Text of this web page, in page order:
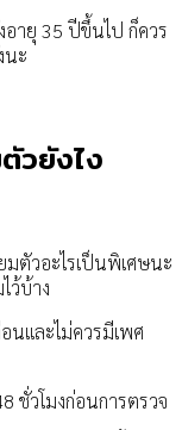
อายุ 35 ปีขึ้นไป ก็ควร
นะ
วยังไง
มตัวอะไรเป็นพิเศษนะ
ว้บ้าง
นและไม่ควรมีเพศ
ชั่วโมงก่อนการตรวจ